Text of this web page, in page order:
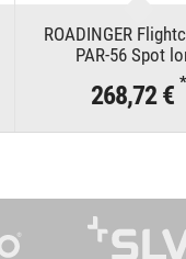
ROADINGER
PAR-56 Spot
268,72 € *